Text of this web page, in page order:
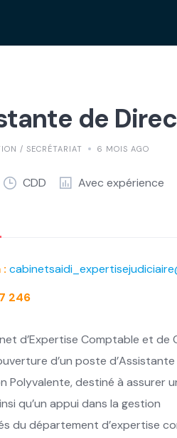
de
/ SECRÉTARIAT 6 MOIS AGO
CDD Avec expérience
246
d’Expertise Comptable et de
d’un poste d’Assistante
Polyvalente, destiné à assurer
qu’un appui dans la gestion
du département d’expertise